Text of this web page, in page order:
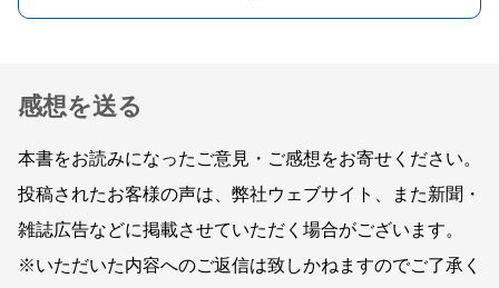
感想を送る
本書をお読みになったご意見・ご感想をお寄せください。
投稿されたお客様の声は、弊社ウェブサイト、また新聞・
雑誌広告などに掲載させていただく場合がございます。
※いただいた内容へのご返信は致しかねますのでご了承く